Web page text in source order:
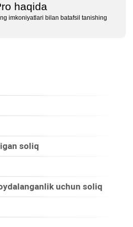
haqida
imkoniyatlari bilan batafsil tanishing
soliq
uchun soliq